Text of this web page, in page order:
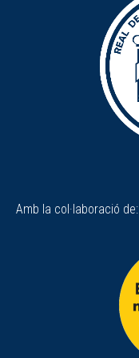
Amb la col·laboració de: